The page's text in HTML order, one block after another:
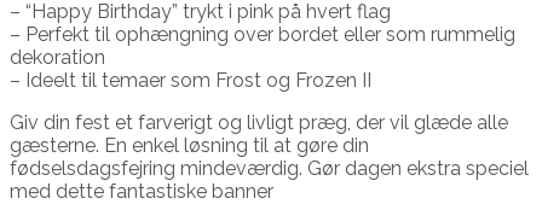
– “Happy Birthday” trykt i pink på hvert flag
– Perfekt til ophængning over bordet eller som rummelig
dekoration
– Ideelt til temaer som Frost og Frozen II
Giv din fest et farverigt og livligt præg, der vil glæde alle
gæsterne. En enkel løsning til at gøre din
fødselsdagsfejring mindeværdig. Gør dagen ekstra speciel
med dette fantastiske banner